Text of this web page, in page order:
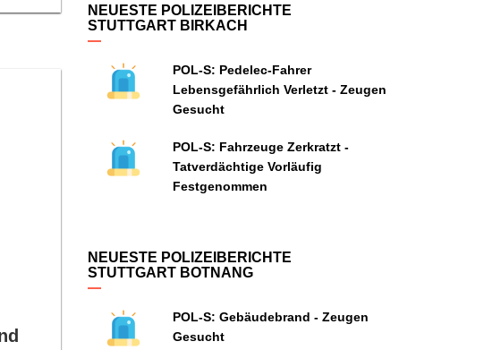
NEUESTE POLIZEIBERICHTE
STUTTGART BIRKACH
POL-S: Pedelec-Fahrer
Lebensgefährlich Verletzt - Zeugen
Gesucht
POL-S: Fahrzeuge Zerkratzt -
Tatverdächtige Vorläufig
Festgenommen
NEUESTE POLIZEIBERICHTE
STUTTGART BOTNANG
POL-S: Gebäudebrand - Zeugen
Gesucht